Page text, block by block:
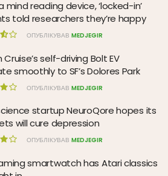
mind reading device, ‘locked-in’
told researchers they’re happy
ОПУБЛІКУВАВ MEDJEGIR
self-driving Bolt EV
smoothly to SF’s Dolores Park
ОПУБЛІКУВАВ MEDJEGIR
startup NeuroQore hopes its
will cure depression
ОПУБЛІКУВАВ MEDJEGIR
smartwatch has Atari classics